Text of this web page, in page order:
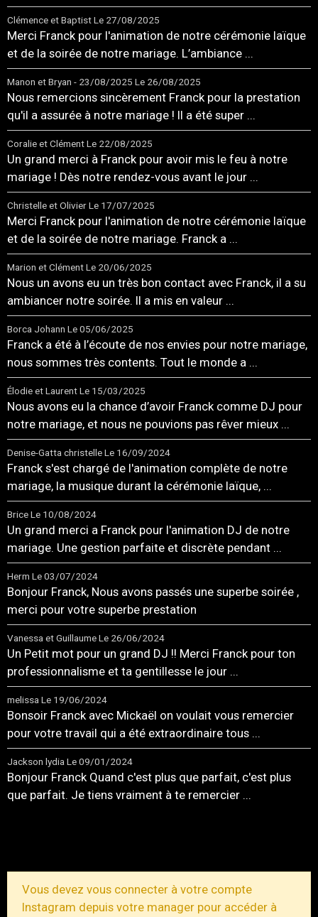
Clémence et BaptistLe 27/08/2025
Merci Franck pour l'animation de notre cérémonie laïque
et de la soirée de notre mariage. L’ambiance ...
Manon et Bryan - 23/08/2025 Le 26/08/2025
Nous remercions sincèrement Franck pour la prestation
qu'il a assurée à notre mariage ! Il a été super ...
Coralie et ClémentLe 22/08/2025
Un grand merci à Franck pour avoir mis le feu à notre
mariage ! Dès notre rendez-vous avant le jour ...
Christelle et OlivierLe 17/07/2025
Merci Franck pour l'animation de notre cérémonie laïque
et de la soirée de notre mariage. Franck a ...
Marion et ClémentLe 20/06/2025
Nous un avons eu un très bon contact avec Franck, il a su
ambiancer notre soirée. Il a mis en valeur ...
Borca Johann Le 05/06/2025
Franck a été à l’écoute de nos envies pour notre mariage,
nous sommes très contents. Tout le monde a ...
Élodie et LaurentLe 15/03/2025
Nous avons eu la chance d’avoir Franck comme DJ pour
notre mariage, et nous ne pouvions pas rêver mieux ...
Denise-Gatta christelleLe 16/09/2024
Franck s'est chargé de l'animation complète de notre
mariage, la musique durant la cérémonie laïque, ...
BriceLe 10/08/2024
Un grand merci a Franck pour l'animation DJ de notre
mariage. Une gestion parfaite et discrète pendant ...
Herm Le 03/07/2024
Bonjour Franck, Nous avons passés une superbe soirée ,
merci pour votre superbe prestation
Vanessa et GuillaumeLe 26/06/2024
Un Petit mot pour un grand DJ !! Merci Franck pour ton
professionnalisme et ta gentillesse le jour ...
melissaLe 19/06/2024
Bonsoir Franck avec Mickaël on voulait vous remercier
pour votre travail qui a été extraordinaire tous ...
Jackson lydiaLe 09/01/2024
Bonjour Franck Quand c'est plus que parfait, c'est plus
que parfait. Je tiens vraiment à te remercier ...
Vous devez vous connecter à votre compte
Instagram depuis votre manager pour accéder à